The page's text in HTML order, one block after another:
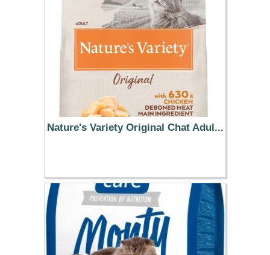
Nature's Variety Original Chat Adul...
22.99 €